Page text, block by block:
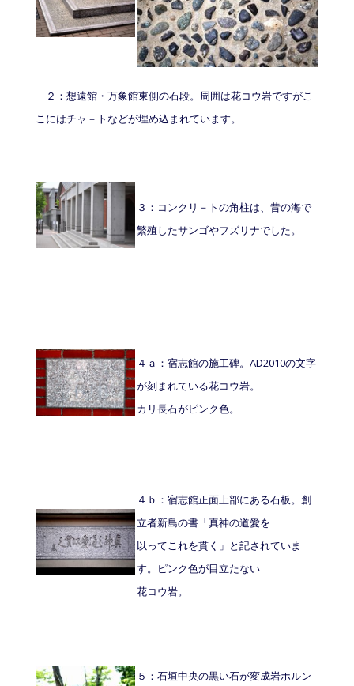
２：想遠館・万象館東側の石段。周囲は花コウ岩ですがこ
こにはチャ－トなどが埋め込まれています。
３：コンクリ－トの角柱は、昔の海で
繁殖したサンゴやフズリナでした。
４ａ：宿志館の施工碑。AD2010の文字
が刻まれている花コウ岩。
カリ長石がピンク色。
４ｂ：宿志館正面上部にある石板。創
立者新島の書「真神の道愛を
以ってこれを貫く」と記されていま
す。ピンク色が目立たない
花コウ岩。
５：石垣中央の黒い石が変成岩ホルン